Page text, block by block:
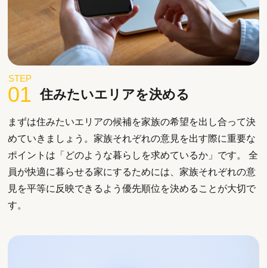
STEP
01 住みたいエリアを決める
まずは住みたいエリアの候補を家族の希望を出し合って決
めていきましょう。家族それぞれの意見を出す際に重要な
ポイントは「どのような暮らしを求めているか」です。 全
員が快適に暮らせる家にするためには、家族それぞれの意
見を平等に反映できるよう優先順位を決めることが大切で
す。